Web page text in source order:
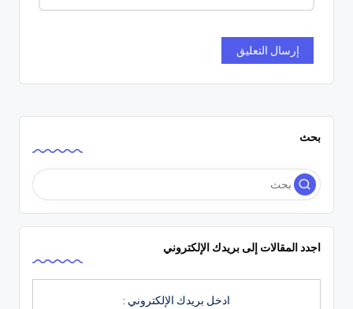
بحث
اجدد المقالات إلى بريدك الإلكتروني
ادخل بريدك الإلكتروني :